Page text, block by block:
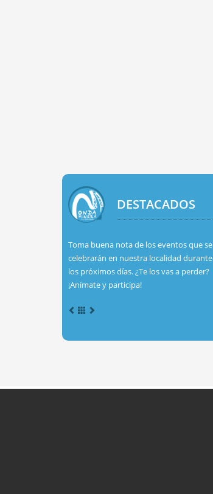
DESTACADOS
Toma buena nota de los eventos que se
celebrarán en nuestra localidad durante
los próximos días. ¿Te los vas a perder?
¡Anímate y participa!